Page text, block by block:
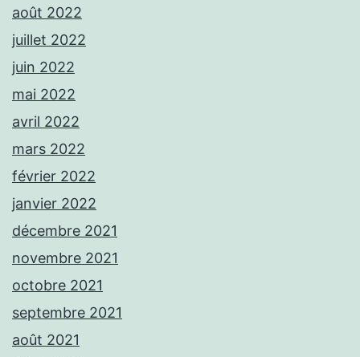
août 2022
juillet 2022
juin 2022
mai 2022
avril 2022
mars 2022
février 2022
janvier 2022
décembre 2021
novembre 2021
octobre 2021
septembre 2021
août 2021